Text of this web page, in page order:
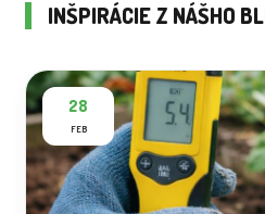
INŠPIRÁCIE Z NÁŠHO
28
FEB